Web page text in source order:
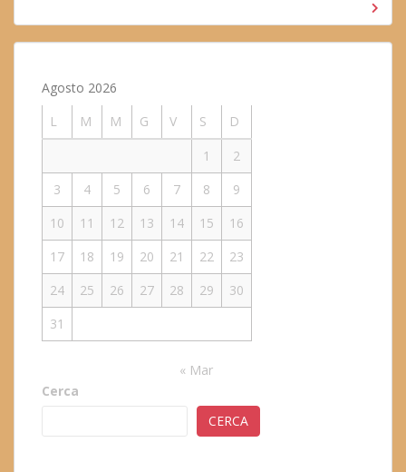
Agosto 2026
L
M M G V S
D
1
2
3
4 5 6 7 8
9
10
11 12 13 14 15
16
17
18 19 20 21 22
23
24
25 26 27 28 29
30
31
« Mar
Cerca
CERCA